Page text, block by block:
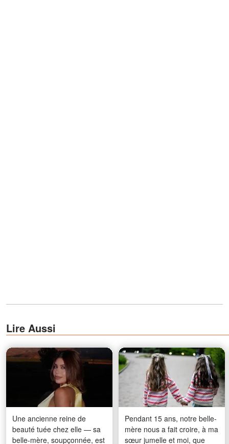
Lire Aussi
Une ancienne reine de
beauté tuée chez elle — sa
belle-mère, soupçonnée, est
Pendant 15 ans, notre belle-
mère nous a fait croire, à ma
sœur jumelle et moi, que